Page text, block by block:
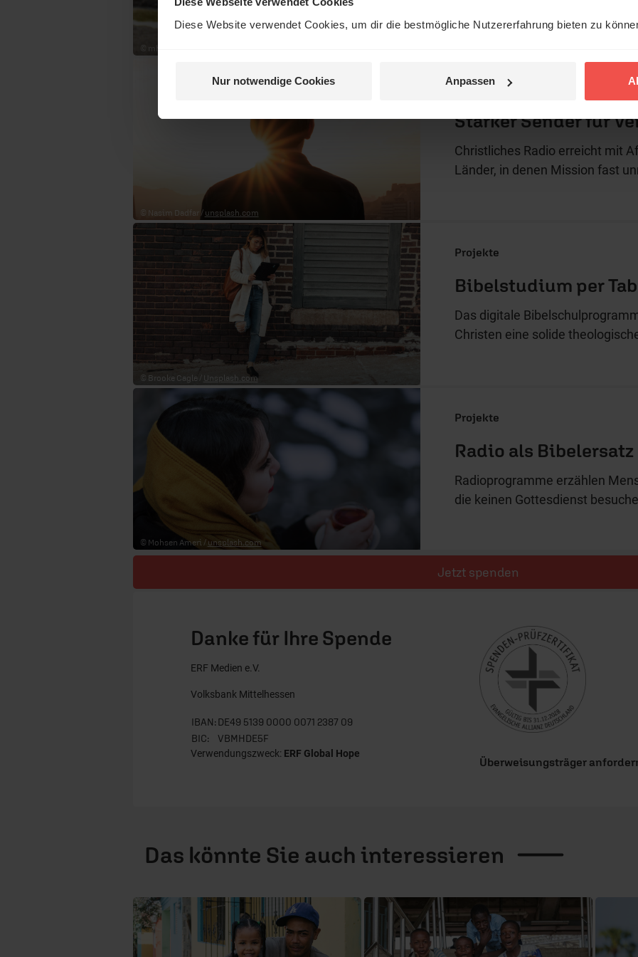
Diese Website verwendet Cookies, um dir die bestmögliche Nutzererfahrung bieten zu
Nur notwendige Cookies Anpassen
© mhrezaa /
© Nasim Dadfar / unsplash.com
Projekte
Starker Sender für
Christliches Radio erreicht mit
Länder, in denen Mission fast
© Brooke Cagle / Unsplash.com
Projekte
Bibelstudium per
Das digitale
Christen eine solide
© Mohsen Ameri / unsplash.com
Projekte
Radio als Bibelersatz
Radioprogramme erzählen
die keinen Gottesdienst
Jetzt spenden
Danke für Ihre Spende
ERF Medien e.V.
Volksbank Mittelhessen
IBAN: DE49 5139 0000 0071 2387 09
BIC:
VBMHDE5F
Verwendungszweck: ERF Global Hope
Überweisungsträger
Das könnte Sie auch interessieren